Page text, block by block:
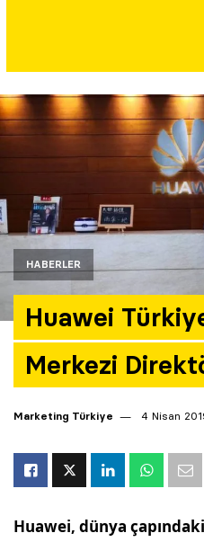
HABERLER
Huawei
Merkezi
Marketing Türkiye 4 Nisan
Huawei, dünya
Araştırma